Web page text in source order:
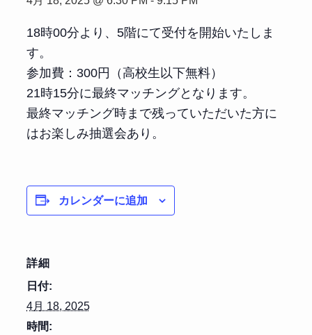
18時00分より、5階にて受付を開始いたしま
す。
参加費：300円（高校生以下無料）
21時15分に最終マッチングとなります。
最終マッチング時まで残っていただいた方に
はお楽しみ抽選会あり。
カレンダーに追加
詳細
日付:
4月 18, 2025
時間: